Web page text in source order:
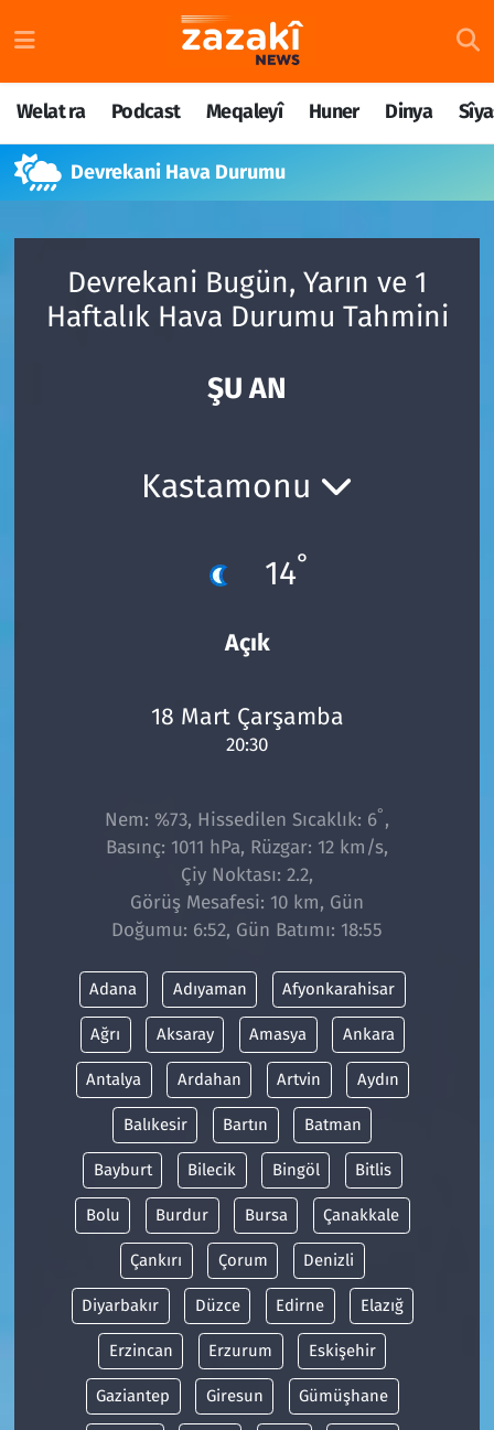
Welat ra Podcast Meqaleyî Huner Dinya
Devrekani Hava Durumu
Devrekani Bugün, Yarın ve 1
Haftalık Hava Durumu Tahmini
ŞU AN
Kastamonu
14°
Açık
18 Mart Çarşamba
20:30
Nem: %73, Hissedilen Sıcaklık: 6° ,
Basınç: 1011 hPa, Rüzgar: 12 km/s,
Çiy Noktası: 2.2,
Görüş Mesafesi: 10 km, Gün
Doğumu: 6:52, Gün Batımı: 18:55
Adana Adıyaman Afyonkarahisar
Ağrı Aksaray Amasya Ankara
Antalya Ardahan Artvin Aydın
Balıkesir Bartın Batman
Bayburt Bilecik Bingöl Bitlis
Bolu Burdur Bursa Çanakkale
Çankırı Çorum Denizli
Diyarbakır Düzce Edirne Elazığ
Erzincan Erzurum Eskişehir
Gaziantep Giresun Gümüşhane
Welat ra
Podcast
Meqaleyî
Dinya
Nöbetçi Eczaneler
Hava Durumu
Namaz Vakitleri
Süper Lig Puan Durumu ve Fikstür
Haber Arşivi